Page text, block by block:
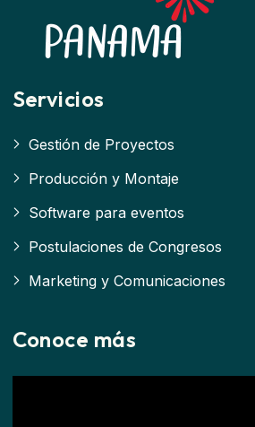
Servicios
Gestión de Proyectos
Producción y Montaje
Software para eventos
Postulaciones de Congresos
Marketing y Comunicaciones
Conoce más